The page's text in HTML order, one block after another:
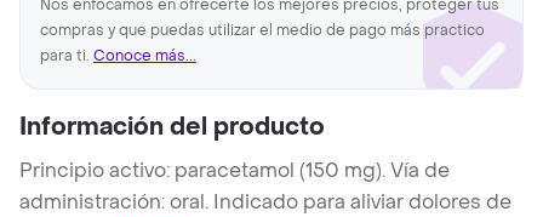
Nos enfocamos en ofrecerte los mejores precios, proteger tus
compras y que puedas utilizar el medio de pago más practico
para ti. Conoce más...
Información del producto
Principio activo: paracetamol (150 mg). Vía de
administración: oral. Indicado para aliviar dolores de